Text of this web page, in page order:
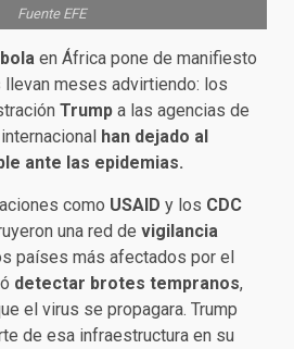
Fuente EFE
en África pone de manifiesto
meses advirtiendo: los
Trump a las agencias de
han dejado al
ante las epidemias.
como USAID y los CDC
una red de vigilancia
países más afectados por el
detectar brotes tempranos,
el virus se propagara. Trump
de esa infraestructura en su